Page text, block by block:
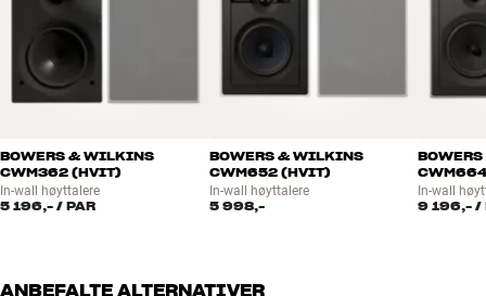
BOWERS & WILKINS
CWM362 (HVIT)
In-wall høyttalere
5 196,- / PAR
BOWERS & WILKINS
CWM652 (HVIT)
In-wall høyttalere
5 998,-
In-wall
9 196,- /
ANBEFALTE ALTERNATIVER